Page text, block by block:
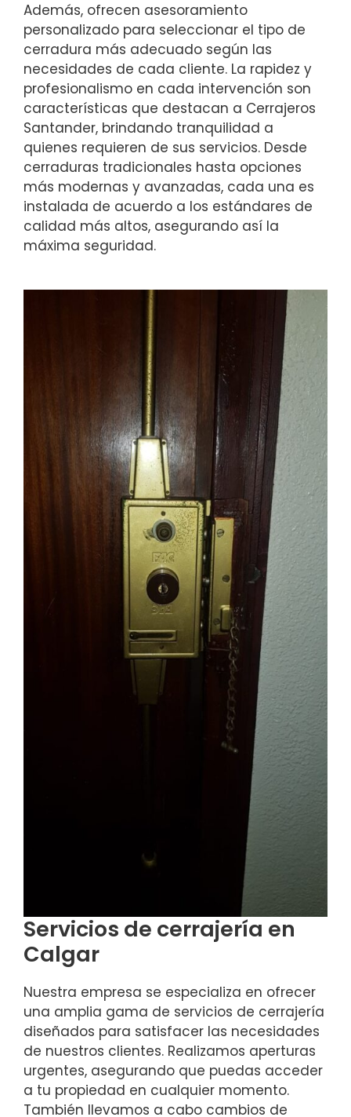
Además, ofrecen asesoramiento
personalizado para seleccionar el tipo de
cerradura más adecuado según las
necesidades de cada cliente. La rapidez y
profesionalismo en cada intervención son
características que destacan a Cerrajeros
Santander, brindando tranquilidad a
quienes requieren de sus servicios. Desde
cerraduras tradicionales hasta opciones
más modernas y avanzadas, cada una es
instalada de acuerdo a los estándares de
calidad más altos, asegurando así la
máxima seguridad.
Servicios de cerrajería en
Calgar
Nuestra empresa se especializa en ofrecer
una amplia gama de servicios de cerrajería
diseñados para satisfacer las necesidades
de nuestros clientes. Realizamos aperturas
urgentes, asegurando que puedas acceder
a tu propiedad en cualquier momento.
También llevamos a cabo cambios de